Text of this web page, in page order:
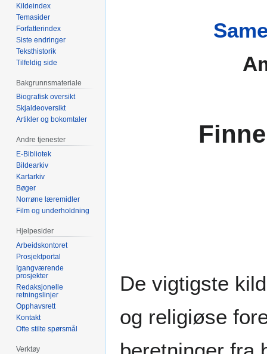
De vigtigste
og religiøse
Kildeindex
Temasider
Forfatterindex
Siste endringer
Teksthistorik
Tilfeldig side
Bakgrunnsmateriale
Biografisk oversikt
Skjaldeoversikt
Artikler og bokomtaler
Andre tjenester
E-Bibliotek
Bildearkiv
Kartarkiv
Bøger
Norrøne læremidler
Film og underholdning
Hjelpesider
Arbeidskontoret
Prosjektportal
Igangværende
prosjekter
Redaksjonelle
retningslinjer
Opphavsrett
Kontakt
Ofte stilte spørsmål
Verktøy